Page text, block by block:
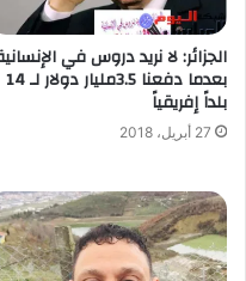
الجزائر: لا نريد دروس في
بعدما دفعنا 3.5مليار دولار لـ 14
بلداً إفريقياً
27 أبريل، 2018